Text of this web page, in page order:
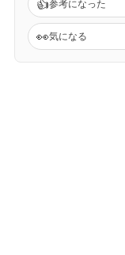
👍参考になった
👀気になる